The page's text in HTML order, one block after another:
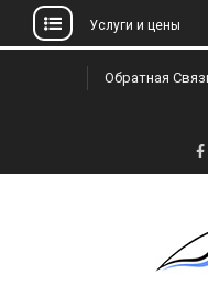
Услуги и цены
Обратная